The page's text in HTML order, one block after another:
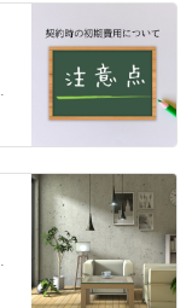
で、お住まい探しの合間にぜひご一読ください！
住まい探しの合間にぜひご一読ください！